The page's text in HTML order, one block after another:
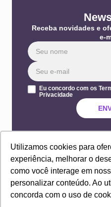
Utilizamos cookies para
experiência, melhorar o
como você interage em
personalizar conteúdo. Ao
concorda com o uso de
Receba novidades e
e-
Eu concordo com os
Privacidade